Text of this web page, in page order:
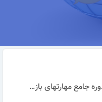
برگزاری صدوهشتادوسومین دوره جامع مهارتهای بازرگانی و تجارت بین الملل